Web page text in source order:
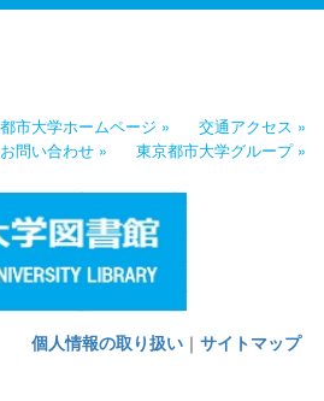
市大学ホームページ »
交通アクセス »
お問い合わせ »
東京都市大学グループ »
個人情報の取り扱い ｜ サイトマップ